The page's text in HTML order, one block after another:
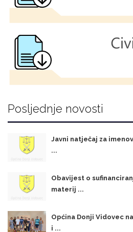
Posljednje novosti
Javni natječaj za
...
Obavijest o
materij ...
Općina Donji Vidovec
i ...